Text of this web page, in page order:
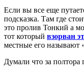
Если вы все еще
подсказка. Там где
это пролив Тонкий а
тот который взорван
местные его называют
Думали что за